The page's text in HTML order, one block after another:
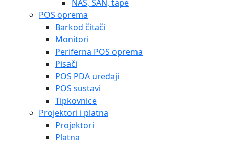
NAS, SAN, tape
POS oprema
Barkod čitači
Monitori
Periferna POS oprema
Pisači
POS PDA uređaji
POS sustavi
Tipkovnice
Projektori i platna
Projektori
Platna